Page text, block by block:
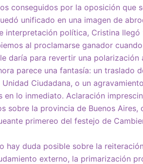
conseguidos por la oposición que
unificado en una imagen de
interpretación política, Cristina llegó
al proclamarse ganador
daría para revertir una polarización
parece una fantasía: un traslado
Unidad Ciudadana, o un
en lo inmediato. Aclaración
sobre la provincia de Buenos Aires,
primereo del festejo de
hay duda posible sobre la
externo, la primarización